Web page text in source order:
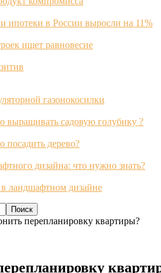
ипотеки в России выросли на 11%
ищет равновесие
газонокосилки
выращивать садовую голубику ?
посадить дерево?
дизайна: что нужно знать?
ландшафтном дизайне
перепланировку квартиры?